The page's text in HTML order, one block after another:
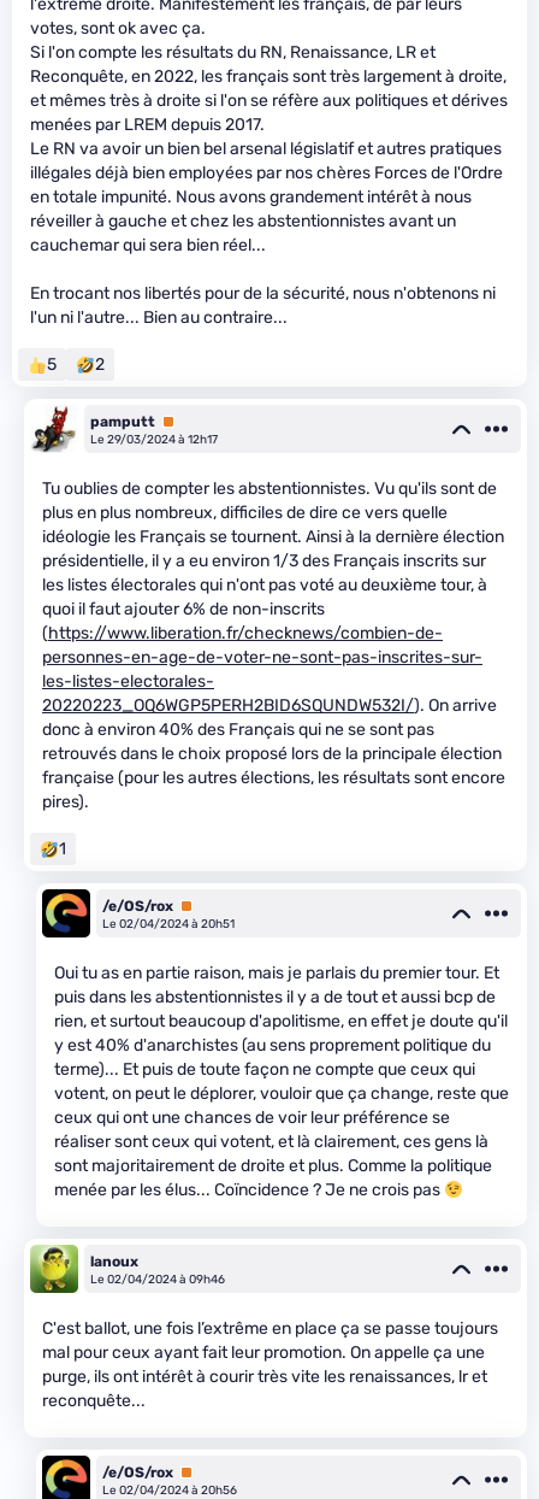
l'extrême droite. Manifestement les français, de par leurs
votes, sont ok avec ça.
Si l'on compte les résultats du RN, Renaissance, LR et
Reconquête, en 2022, les français sont très largement à droite,
et mêmes très à droite si l'on se réfère aux politiques et dérives
menées par LREM depuis 2017.
Le RN va avoir un bien bel arsenal législatif et autres pratiques
illégales déjà bien employées par nos chères Forces de l'Ordre
en totale impunité. Nous avons grandement intérêt à nous
réveiller à gauche et chez les abstentionnistes avant un
cauchemar qui sera bien réel...
En trocant nos libertés pour de la sécurité, nous n'obtenons ni
l'un ni l'autre... Bien au contraire...
5 2
pamputt Premium
Le 29/03/2024 à 12h17
Tu oublies de compter les abstentionnistes. Vu qu'ils sont de
plus en plus nombreux, difficiles de dire ce vers quelle
idéologie les Français se tournent. Ainsi à la dernière élection
présidentielle, il y a eu environ 1/3 des Français inscrits sur
les listes électorales qui n'ont pas voté au deuxième tour, à
quoi il faut ajouter 6% de non-inscrits
(https://www.liberation.fr/checknews/combien-de-
personnes-en-age-de-voter-ne-sont-pas-inscrites-sur-
les-listes-electorales-
20220223_OQ6WGP5PERH2BID6SQUNDW532I/). On arrive
donc à environ 40% des Français qui ne se sont pas
retrouvés dans le choix proposé lors de la principale élection
française (pour les autres élections, les résultats sont encore
pires).
1
/e/OS/rox Premium
Le 02/04/2024 à 20h51
Oui tu as en partie raison, mais je parlais du premier tour. Et
puis dans les abstentionnistes il y a de tout et aussi bcp de
rien, et surtout beaucoup d'apolitisme, en effet je doute qu'il
y est 40% d'anarchistes (au sens proprement politique du
terme)... Et puis de toute façon ne compte que ceux qui
votent, on peut le déplorer, vouloir que ça change, reste que
ceux qui ont une chances de voir leur préférence se
réaliser sont ceux qui votent, et là clairement, ces gens là
sont majoritairement de droite et plus. Comme la politique
menée par les élus... Coïncidence ? Je ne crois pas
lanoux
Le 02/04/2024 à 09h46
C'est ballot, une fois l’extrême en place ça se passe toujours
mal pour ceux ayant fait leur promotion. On appelle ça une
purge, ils ont intérêt à courir très vite les renaissances, lr et
reconquête...
/e/OS/rox Premium
Le 02/04/2024 à 20h56